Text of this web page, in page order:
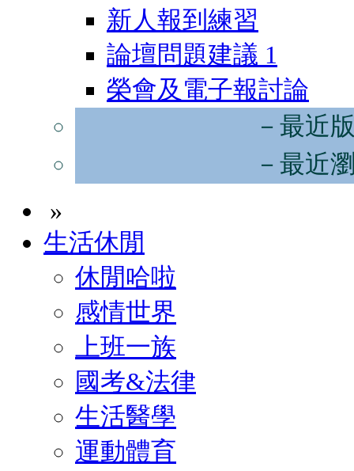
新人報到練習
論壇問題建議 1
榮會及電子報討論
－最近
－最近
»
生活休閒
休閒哈啦
感情世界
上班一族
國考&法律
生活醫學
運動體育